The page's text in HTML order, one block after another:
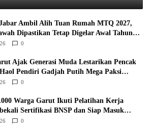
Persatuan Sepak Bola Biak Sekitarnya 34 4 6 24 18
Ambil Alih Tuan Rumah MTQ 2027,
Dipastikan Tetap Digelar Awal Tahun
0
Ajak Generasi Muda Lestarikan Pencak
Pendiri Gadjah Putih Mega Paksi
0
Warga Garut Ikuti Pelatihan Kerja
Sertifikasi BNSP dan Siap Masuk
0